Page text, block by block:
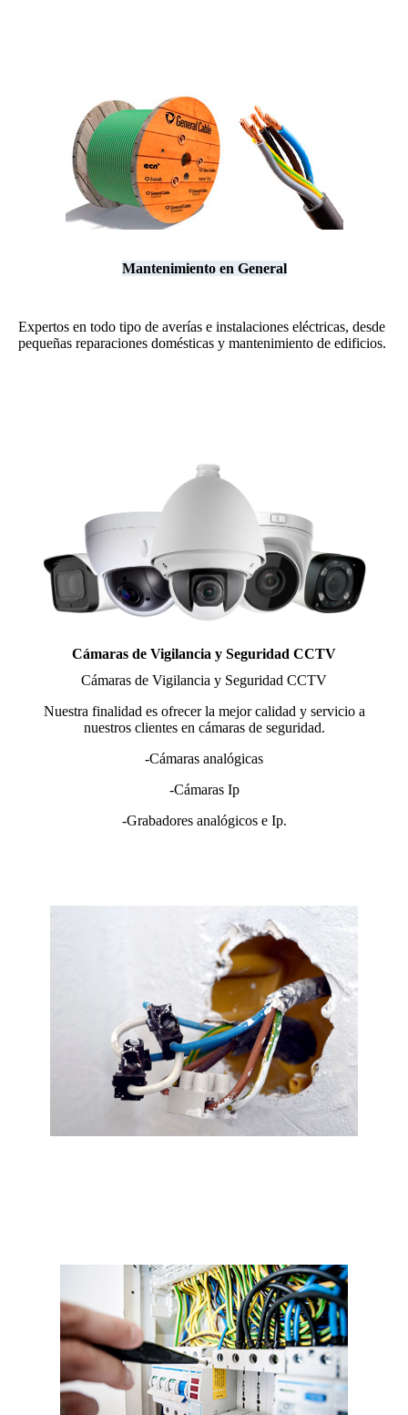
Mantenimiento en General
Expertos en todo tipo de averías e instalaciones eléctricas, desde
pequeñas reparaciones domésticas y mantenimiento de edificios.
Cámaras de Vigilancia y Seguridad CCTV
Cámaras de Vigilancia y Seguridad CCTV
Nuestra finalidad es ofrecer la mejor calidad y servicio a
nuestros clientes en cámaras de seguridad.
-Cámaras analógicas
-Cámaras Ip
-Grabadores analógicos e Ip.